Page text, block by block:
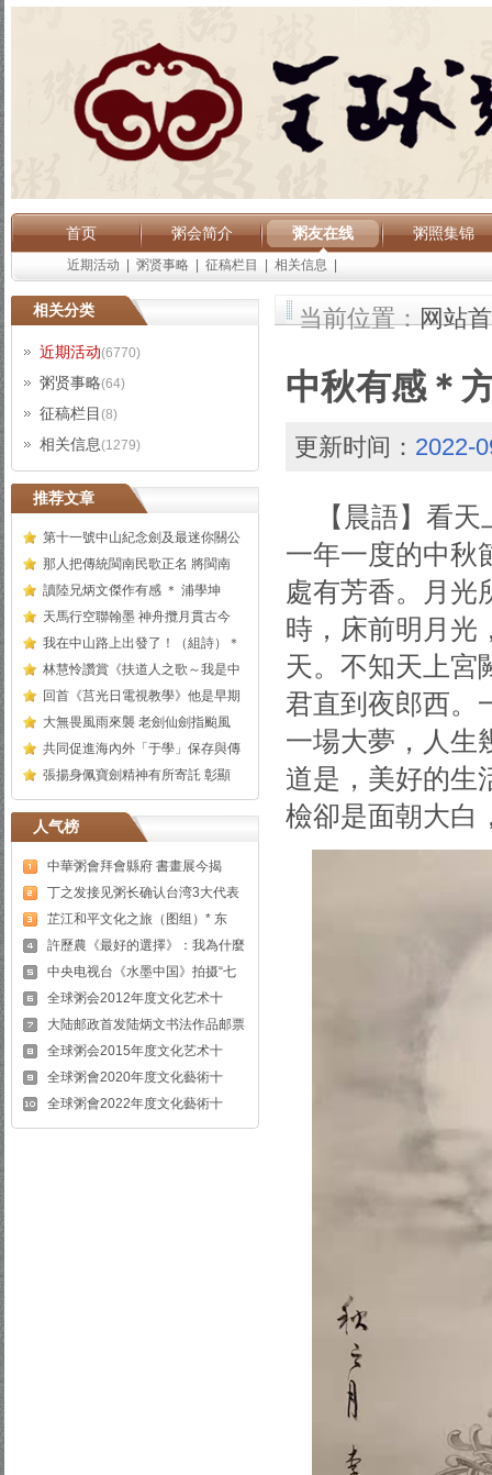
首页 粥会简介 粥友在线 粥照集锦
近期活动 粥贤事略 征稿栏目 相关信息
相关分类
近期活动(6770)
粥贤事略(64)
征稿栏目 (8)
相关信息(1279)
推荐文章
第十一號中山紀念劍及最迷你關公
那人把傳統閩南民歌正名 將閩南
讀陸兄炳文傑作有感 ＊ 浦學坤
天馬行空聯翰墨 神舟攬月貫古今
我在中山路上出發了！（組詩）＊
林慧怜讚賞《扶道人之歌～我是中
回首《莒光日電視教學》他是早期
大無畏風雨來襲 老劍仙劍指颱風
共同促進海內外「于學」保存與傳
張揚身佩寶劍精神有所寄託 彰顯
人气榜
中華粥會拜會縣府 書畫展今揭
丁之发接见粥长确认台湾3大代表
芷江和平文化之旅（图组）* 东
許歷農《最好的選擇》：我為什麼
中央电视台《水墨中国》拍摄“七
全球粥会2012年度文化艺术十
大陆邮政首发陆炳文书法作品邮票
全球粥会2015年度文化艺术十
全球粥會2020年度文化藝術十
全球粥會2022年度文化藝術十
当前位置：网站
中秋有感＊
更新时间： 2022-
【晨語】看
一年一度的中秋
處有芳香。月光
時，床前明月光
天。不知天上宮
君直到夜郎西。
一場大夢，人生
道是，美好的生
檢卻是面朝大白